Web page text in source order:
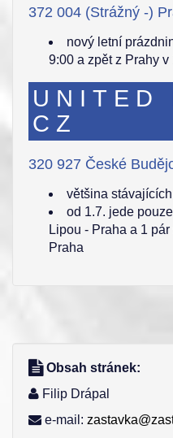
372 004 (Strážný -)
nový letní
9:00 a zpět z Prahy v
UNITED
CZ
320 927 České
většina
od 1.7. jede
Lipou - Praha a 1
Praha
Obsah stránek:
Filip Drápal
e-mail: